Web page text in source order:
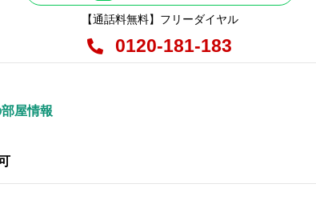
【通話料無料】フリーダイヤル
0120-181-183
屋情報